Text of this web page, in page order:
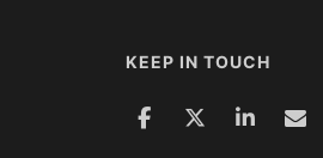
KEEP IN TOUCH